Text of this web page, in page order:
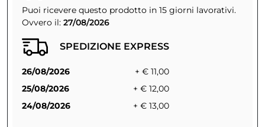
Puoi ricevere questo prodotto in 15 giorni lavorativi.
Ovvero il: 27/08/2026
SPEDIZIONE EXPRESS
26/08/2026
+ € 11,00
25/08/2026
+ € 12,00
24/08/2026
+ € 13,00